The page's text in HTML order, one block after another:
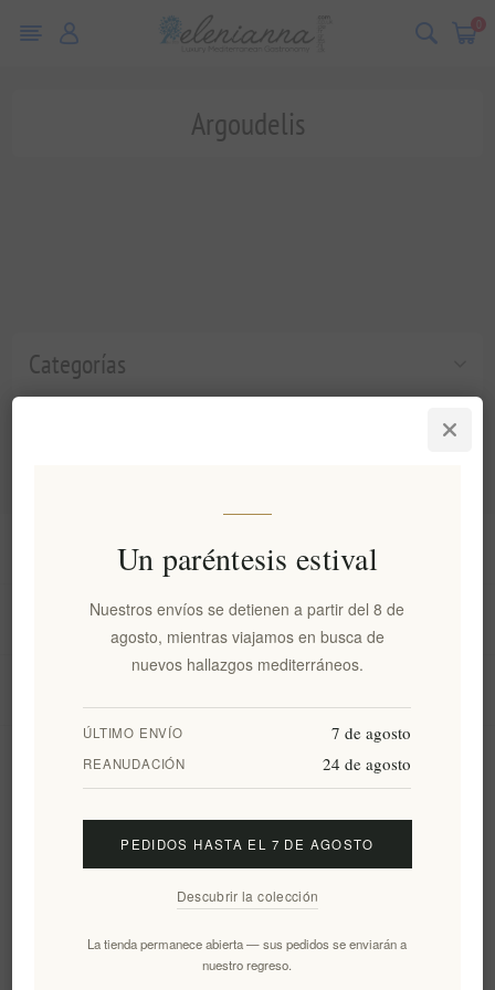
0
Categorías
Argoudelis
Información
Mi cuenta
Suscribirse Desuscribirse
Un paréntesis estival
Nuestros envíos se detienen a partir del 8 de
agosto, mientras viajamos en busca de
nuevos hallazgos mediterráneos.
ÚLTIMO ENVÍO 7 de agosto
REANUDACIÓN 24 de agosto
PEDIDOS HASTA EL 7 DE AGOSTO
Descubrir la colección
La tienda permanece abierta — sus pedidos se enviarán a
nuestro regreso.